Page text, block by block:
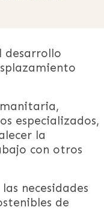
desarrollo
especializados,
la
con otros
necesidades
de